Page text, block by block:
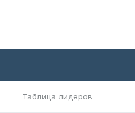
Таблица лидеров